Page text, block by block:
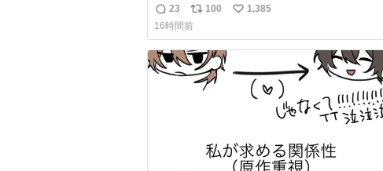
返
信
数
23
リ
ポ
ス
ト
数
100
い
ね
1,385
16時間前